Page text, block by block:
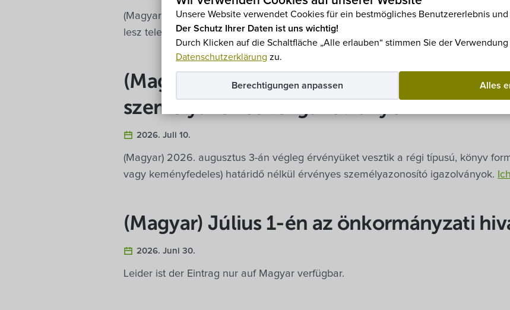
Unsere Website verwendet Cookies für ein bestmögliches Benutzererlebnis
Der Schutz Ihrer Daten ist uns wichtig!
Durch Klicken auf die Schaltfläche „Alle erlauben“ stimmen Sie der
Datenschutzerklärung zu.
Alles
Berechtigungen anpassen
(Magyar) 2026. augusztus 4-én (kedden) 9.00 és 15.00 óra között – rendszer
lesz településünkön.Ich lese das
(Magyar) Érvényüket vesztik a régi, könyv
személyazonosító igazolványok
2026. Juli 10.
(Magyar) 2026. augusztus 3-án végleg érvényüket vesztik a régi típusú, könyv
vagy keményfedeles) határidő nélkül érvényes személyazonosító igazolványok.
(Magyar) Július 1-én az önkormányzati
2026. Juni 30.
Leider ist der Eintrag nur auf Magyar verfügbar.